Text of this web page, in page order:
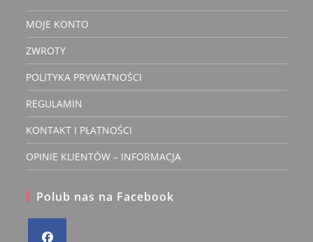
MOJE KONTO
ZWROTY
POLITYKA PRYWATNOŚCI
REGULAMIN
KONTAKT I PŁATNOŚCI
OPINIE KLIENTÓW – INFORMACJA
Polub nas na Facebook